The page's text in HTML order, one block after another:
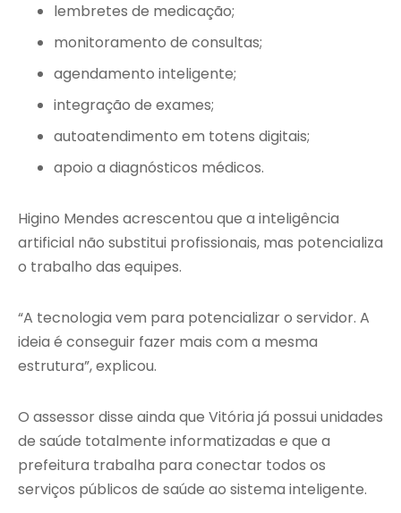
lembretes de medicação;
monitoramento de consultas;
agendamento inteligente;
integração de exames;
autoatendimento em totens digitais;
apoio a diagnósticos médicos.
Higino Mendes acrescentou que a inteligência
artificial não substitui profissionais, mas potencializa
o trabalho das equipes.
“A tecnologia vem para potencializar o servidor. A
ideia é conseguir fazer mais com a mesma
estrutura”, explicou.
O assessor disse ainda que Vitória já possui unidades
de saúde totalmente informatizadas e que a
prefeitura trabalha para conectar todos os
serviços públicos de saúde ao sistema inteligente.